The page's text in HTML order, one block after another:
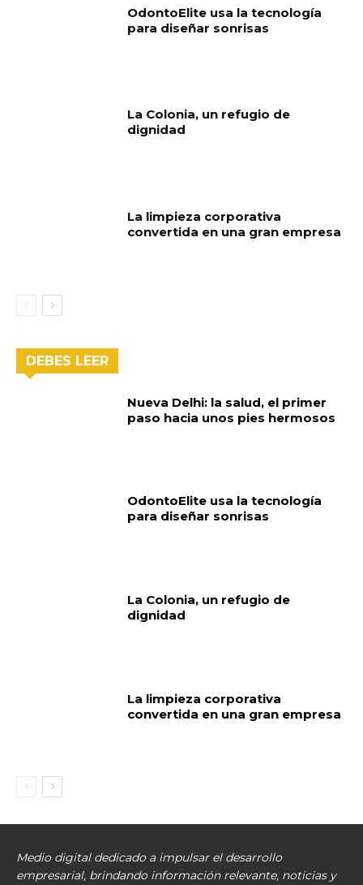
OdontoElite usa la tecnología
para diseñar sonrisas
La Colonia, un refugio de
dignidad
La limpieza corporativa
convertida en una gran empresa
DEBES LEER
Nueva Delhi: la salud, el primer
paso hacia unos pies hermosos
OdontoElite usa la tecnología
para diseñar sonrisas
La Colonia, un refugio de
dignidad
La limpieza corporativa
convertida en una gran empresa
Medio digital dedicado a impulsar el desarrollo
empresarial, brindando información relevante, noticias y